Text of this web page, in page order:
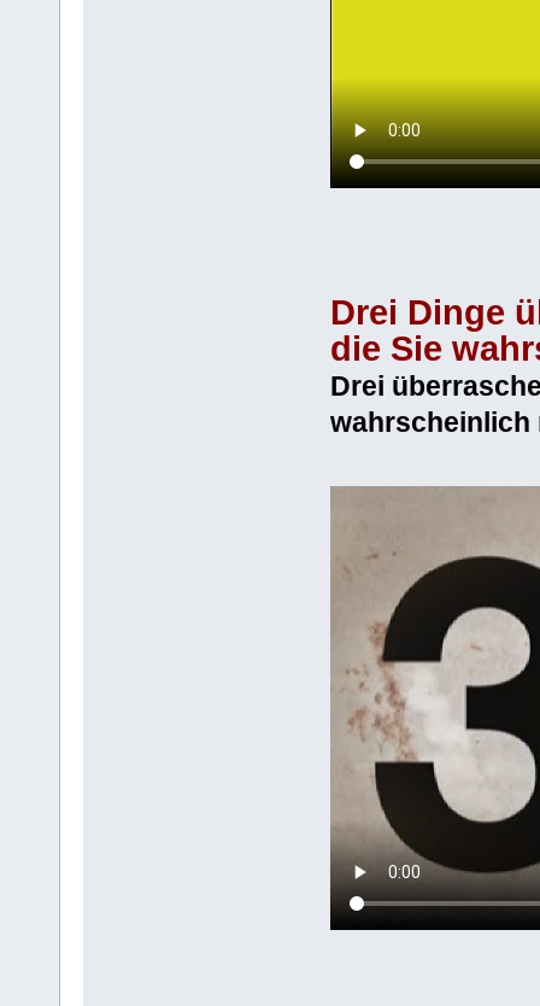
Drei Dinge
die Sie
Drei
wahrscheinlich